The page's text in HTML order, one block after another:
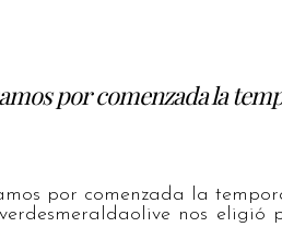
por comenzada la
por comenzada la
nos